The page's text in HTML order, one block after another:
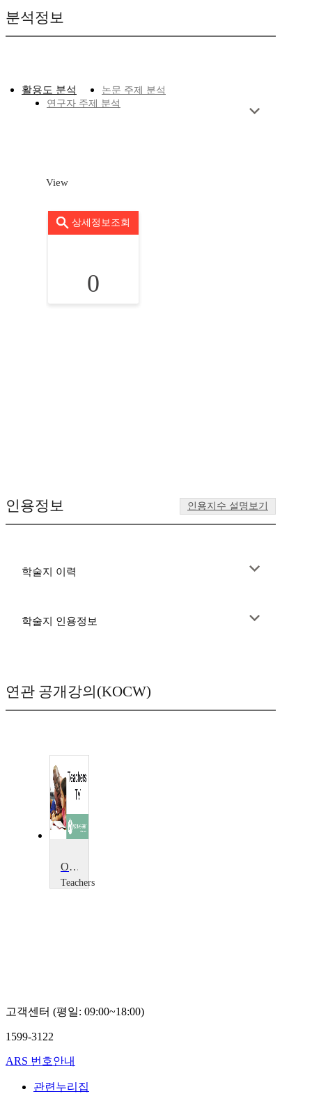
분석정보
활용도 분석
논문 주제 분석
연구자 주제 분석
View
상세정보조회
0
인용정보 인용지수 설명보기
학술지 이력
학술지 인용정보
연관 공개강의(KOCW)
Oh! What a Lovely War
Teachers
고객센터 (평일: 09:00~18:00)
1599-3122
ARS 번호안내
관련누리집